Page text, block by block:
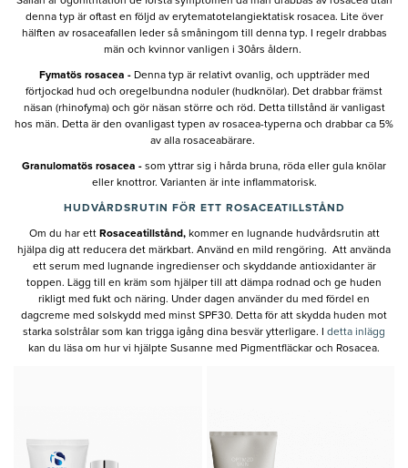
denna typ är oftast en följd av erytematotelangiektatisk rosacea. Lite över
hälften av rosaceafallen leder så småningom till denna typ. I regelr drabbas
män och kvinnor vanligen i 30års åldern.
Fymatös rosacea - Denna typ är relativt ovanlig, och uppträder med
förtjockad hud och oregelbundna noduler (hudknölar). Det drabbar främst
näsan (rhinofyma) och gör näsan större och röd. Detta tillstånd är vanligast
hos män. Detta är den ovanligast typen av rosacea-typerna och drabbar ca 5%
av alla rosaceabärare.
Granulomatös rosacea - som yttrar sig i hårda bruna, röda eller gula knölar
eller knottror. Varianten är inte inflammatorisk.
HUDVÅRDSRUTIN FÖR ETT ROSACEATILLSTÅND
Om du har ett Rosaceatillstånd,kommer en lugnande hudvårdsrutin att
hjälpa dig att reducera det märkbart. Använd en mild rengöring. Att använda
ett serum med lugnande ingredienser och skyddande antioxidanter är
toppen. Lägg till en kräm som hjälper till att dämpa rodnad och ge huden
rikligt med fukt och näring. Under dagen använder du med fördel en
dagcreme med solskydd med minst SPF30. Detta för att skydda huden mot
starka solstrålar som kan trigga igång dina besvär ytterligare. I detta inlägg
kan du läsa om hur vi hjälpte Susanne med Pigmentfläckar och Rosacea.